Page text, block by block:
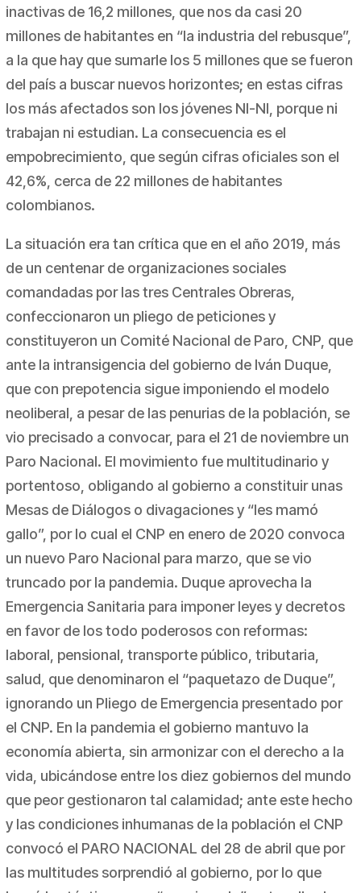
inactivas de 16,2 millones, que nos da casi 20
millones de habitantes en “la industria del rebusque”,
a la que hay que sumarle los 5 millones que se fueron
del país a buscar nuevos horizontes; en estas cifras
los más afectados son los jóvenes NI-NI, porque ni
trabajan ni estudian. La consecuencia es el
empobrecimiento, que según cifras oficiales son el
42,6%, cerca de 22 millones de habitantes
colombianos.
La situación era tan crítica que en el año 2019, más
de un centenar de organizaciones sociales
comandadas por las tres Centrales Obreras,
confeccionaron un pliego de peticiones y
constituyeron un Comité Nacional de Paro, CNP, que
ante la intransigencia del gobierno de Iván Duque,
que con prepotencia sigue imponiendo el modelo
neoliberal, a pesar de las penurias de la población, se
vio precisado a convocar, para el 21 de noviembre un
Paro Nacional. El movimiento fue multitudinario y
portentoso, obligando al gobierno a constituir unas
Mesas de Diálogos o divagaciones y “les mamó
gallo”, por lo cual el CNP en enero de 2020 convoca
un nuevo Paro Nacional para marzo, que se vio
truncado por la pandemia. Duque aprovecha la
Emergencia Sanitaria para imponer leyes y decretos
en favor de los todo poderosos con reformas:
laboral, pensional, transporte público, tributaria,
salud, que denominaron el “paquetazo de Duque”,
ignorando un Pliego de Emergencia presentado por
el CNP. En la pandemia el gobierno mantuvo la
economía abierta, sin armonizar con el derecho a la
vida, ubicándose entre los diez gobiernos del mundo
que peor gestionaron tal calamidad; ante este hecho
y las condiciones inhumanas de la población el CNP
convocó el PARO NACIONAL del 28 de abril que por
las multitudes sorprendió al gobierno, por lo que